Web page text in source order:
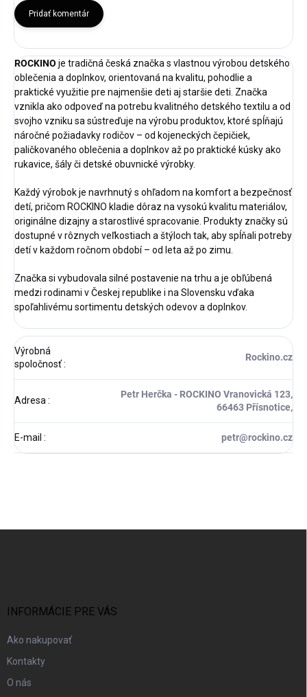
Pridať komentár
ROCKINO je tradičná česká značka s vlastnou výrobou detského
oblečenia a doplnkov, orientovaná na kvalitu, pohodlie a
praktické využitie pre najmenšie deti aj staršie deti. Značka
vznikla ako odpoveď na potrebu kvalitného detského textilu a od
svojho vzniku sa sústreďuje na výrobu produktov, ktoré spĺňajú
náročné požiadavky rodičov – od kojeneckých čepičiek,
paličkovaného oblečenia a doplnkov až po praktické kúsky ako
rukavice, šály či detské obuvnické výrobky.
Každý výrobok je navrhnutý s ohľadom na komfort a bezpečnosť
detí, pričom ROCKINO kladie dôraz na vysokú kvalitu materiálov,
originálne dizajny a starostlivé spracovanie. Produkty značky sú
dostupné v rôznych veľkostiach a štýloch tak, aby spĺňali potreby
detí v každom ročnom období – od leta až po zimu.
Značka si vybudovala silné postavenie na trhu a je obľúbená
medzi rodinami v Českej republike i na Slovensku vďaka
spoľahlivému sortimentu detských odevov a doplnkov.
Výrobná
spoločnosť:
Rockino.cz
Adresa :
Petr Herčka - ROCKINO Vranovická 123,
66463 Přísnotice,
E-mail : petr@rockino.cz
INFORMÁCIE PRE VÁS
Ako nakupovať
Kontakty
O nás